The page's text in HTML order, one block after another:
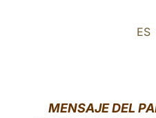
ES
MENSAJE DEL